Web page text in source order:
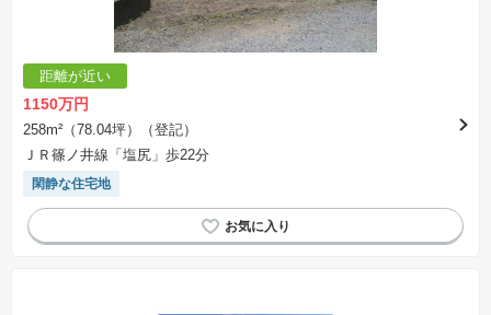
距離が近い
1150万円
258m²（78.04坪）（登記）
ＪＲ篠ノ井線「塩尻」歩22分
閑静な住宅地